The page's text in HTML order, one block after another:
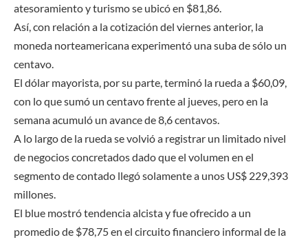
atesoramiento y turismo se ubicó en $81,86.
Así, con relación a la cotización del viernes anterior, la
moneda norteamericana experimentó una suba de sólo un
centavo.
El dólar mayorista, por su parte, terminó la rueda a $60,09,
con lo que sumó un centavo frente al jueves, pero en la
semana acumuló un avance de 8,6 centavos.
A lo largo de la rueda se volvió a registrar un limitado nivel
de negocios concretados dado que el volumen en el
segmento de contado llegó solamente a unos US$ 229,393
millones.
El blue mostró tendencia alcista y fue ofrecido a un
promedio de $78,75 en el circuito financiero informal de la